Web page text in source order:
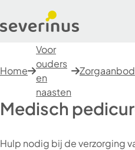
Home
Voor
ouders
en
naasten
Zorgaanbod
Medisch
Hulp nodig bij de verzorging